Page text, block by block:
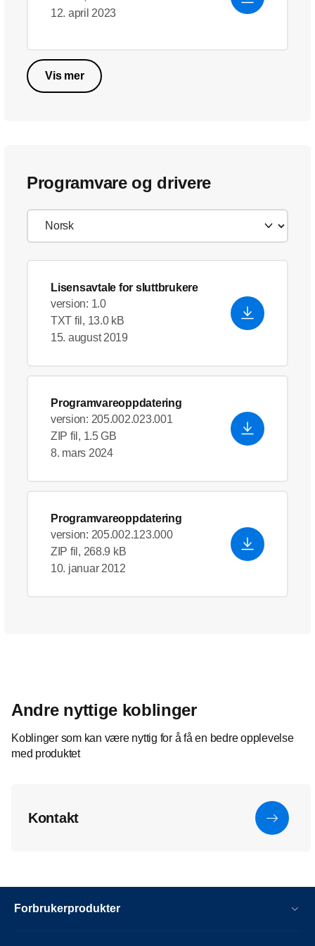
12. april 2023
Vis mer
Programvare og drivere
Lisensavtale for sluttbrukere
version: 1.0
TXT fil, 13.0 kB
15. august 2019
Programvareoppdatering
version: 205.002.023.001
ZIP fil, 1.5 GB
8. mars 2024
Programvareoppdatering
version: 205.002.123.000
ZIP fil, 268.9 kB
10. januar 2012
Andre nyttige koblinger
Koblinger som kan være nyttig for å få en bedre opplevelse
med produktet
Kontakt
Forbrukerprodukter